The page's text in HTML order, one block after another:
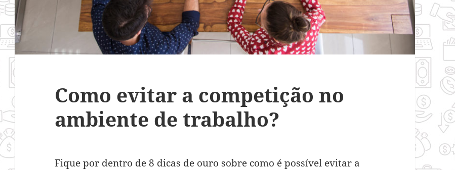
Como evitar a competição no
ambiente de trabalho?
Fique por dentro de 8 dicas de ouro sobre como é possível evitar a